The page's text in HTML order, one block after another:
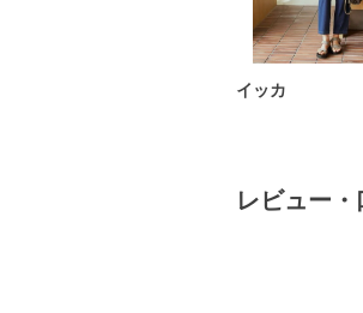
イッカ
レビュー・